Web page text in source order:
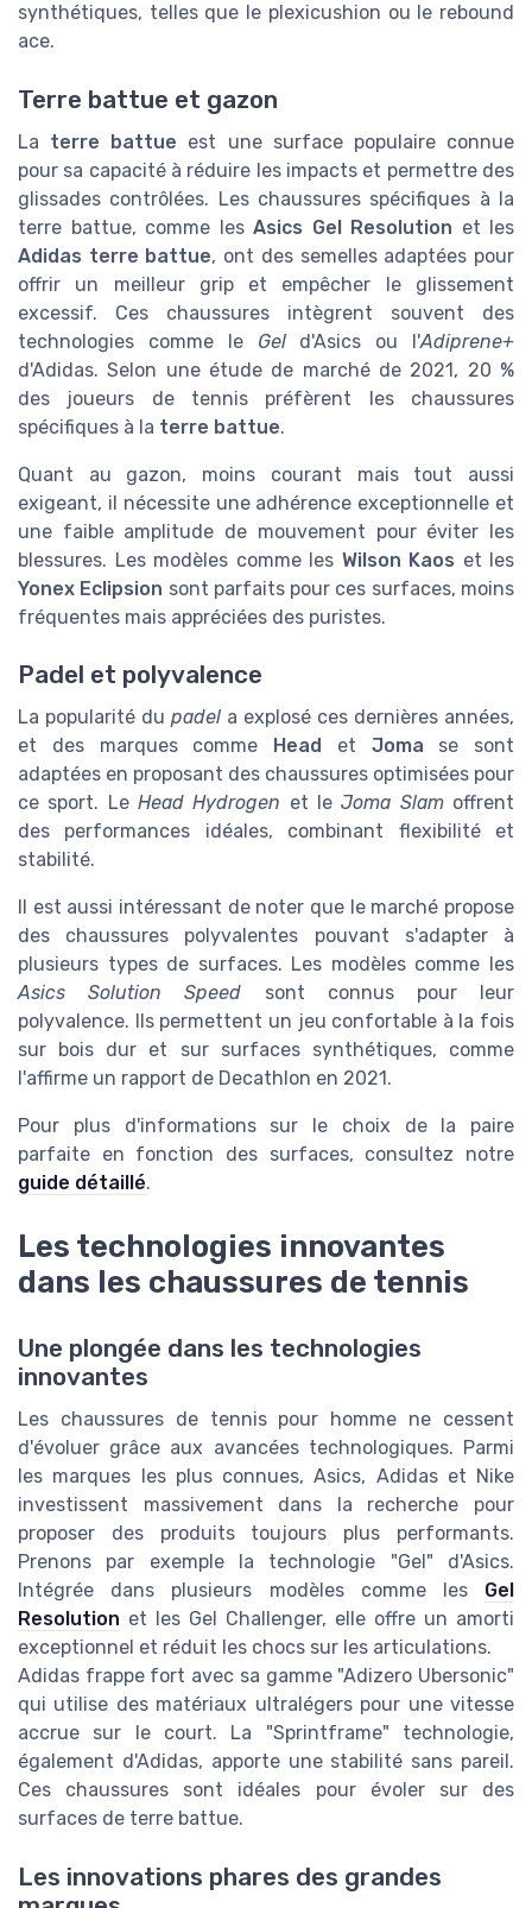
synthétiques, telles que le plexicushion ou le rebound
ace.
Terre battue et gazon
La terre battue est une surface populaire connue
pour sa capacité à réduire les impacts et permettre des
glissades contrôlées. Les chaussures spécifiques à la
terre battue, comme les Asics Gel Resolution et les
Adidas terre battue, ont des semelles adaptées pour
offrir un meilleur grip et empêcher le glissement
excessif. Ces chaussures intègrent souvent des
technologies comme le Geld'Asics ou l'Adiprene+
d'Adidas. Selon une étude de marché de 2021, 20 %
des joueurs de tennis préfèrent les chaussures
spécifiques à la terre battue.
Quant au gazon, moins courant mais tout aussi
exigeant, il nécessite une adhérence exceptionnelle et
une faible amplitude de mouvement pour éviter les
blessures. Les modèles comme les Wilson Kaos et les
Yonex Eclipsion sont parfaits pour ces surfaces, moins
fréquentes mais appréciées des puristes.
Padel et polyvalence
La popularité du padel a explosé ces dernières années,
et des marques comme Head et Joma se sont
adaptées en proposant des chaussures optimisées pour
ce sport. Le Head Hydrogen et leJoma Slamoffrent
des performances idéales, combinant flexibilité et
stabilité.
Il est aussi intéressant de noter que le marché propose
des chaussures polyvalentes pouvant s'adapter à
plusieurs types de surfaces. Les modèles comme les
Asics Solution Speed sont connus pour leur
polyvalence. Ils permettent un jeu confortable à la fois
sur bois dur et sur surfaces synthétiques, comme
l'affirme un rapport de Decathlon en 2021.
Pour plus d'informations sur le choix de la paire
parfaite en fonction des surfaces, consultez notre
guide détaillé.
Les technologies innovantes
dans les chaussures de tennis
Une plongée dans les technologies
innovantes
Les chaussures de tennis pour homme ne cessent
d'évoluer grâce aux avancées technologiques. Parmi
les marques les plus connues, Asics, Adidas et Nike
investissent massivement dans la recherche pour
proposer des produits toujours plus performants.
Prenons par exemple la technologie "Gel" d'Asics.
Intégrée dans plusieurs modèles comme les Gel
Resolution et les Gel Challenger, elle offre un amorti
exceptionnel et réduit les chocs sur les articulations.
Adidas frappe fort avec sa gamme "Adizero Ubersonic"
qui utilise des matériaux ultralégers pour une vitesse
accrue sur le court. La "Sprintframe" technologie,
également d'Adidas, apporte une stabilité sans pareil.
Ces chaussures sont idéales pour évoler sur des
surfaces de terre battue.
Les innovations phares des grandes